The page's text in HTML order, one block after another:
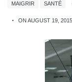
MAIGRIR SANTÉ
ON AUGUST 19, 2015